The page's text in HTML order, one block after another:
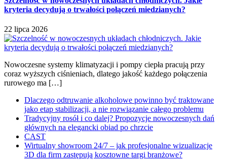
kryteria decydują o trwałości połączeń miedzianych?
22 lipca 2026
Nowoczesne systemy klimatyzacji i pompy ciepła pracują przy
coraz wyższych ciśnieniach, dlatego jakość każdego połączenia
rurowego ma […]
Dlaczego odtruwanie alkoholowe powinno być traktowane
jako etap stabilizacji, a nie rozwiązanie całego problemu
Tradycyjny rosół i co dalej? Propozycje nowoczesnych dań
głównych na elegancki obiad po chrzcie
CAST
Wirtualny showroom 24/7 – jak profesjonalne wizualizacje
3D dla firm zastępują kosztowne targi branżowe?